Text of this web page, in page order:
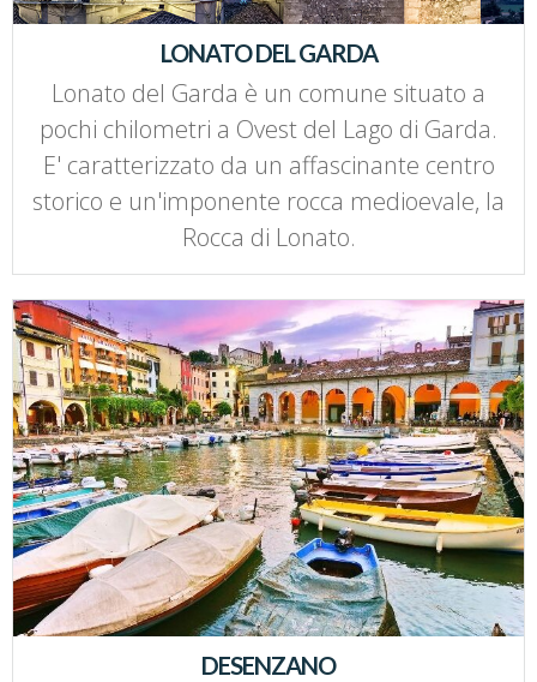
LONATO DEL GARDA
Lonato del Garda è un comune situato a
pochi chilometri a Ovest del Lago di Garda.
E' caratterizzato da un affascinante centro
storico e un'imponente rocca medioevale, la
Rocca di Lonato.
DESENZANO